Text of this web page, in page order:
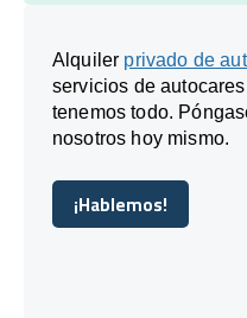
Alquiler privado de
servicios de
tenemos todo.
nosotros hoy mismo.
¡Hablemos!
¡Hablemos!